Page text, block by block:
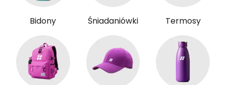
Bidony Śniadaniówki Termosy